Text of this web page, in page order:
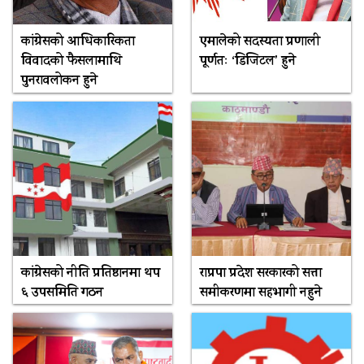
कांग्रेसको आधिकारिकता
विवादको फैसलामाथि
पुनरावलोकन हुने
एमालेको सदस्यता प्रणाली
पूर्णतः ‘डिजिटल’ हुने
कांग्रेसको नीति प्रतिष्ठानमा थप
६ उपसमिति गठन
राप्रपा प्रदेश सरकारको सत्ता
समीकरणमा सहभागी नहुने